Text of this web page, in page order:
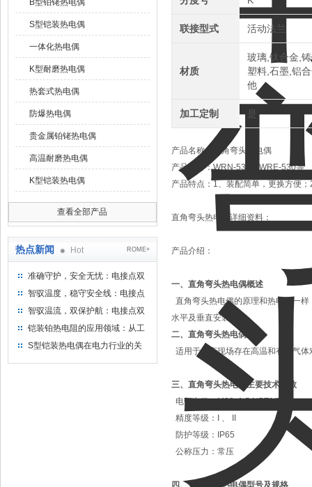
B型铂铑热电偶
S型铠装热电偶
一体化热电偶
K型耐磨热电偶
热套式热电偶
防爆热电偶
贵金属铂铑热电偶
高温耐磨热电偶
K型铠装热电偶
查看全部产品
热点新闻 Hot ROME+
准确守护，安全无忧：电接点双
金属温度计——测温新选择
智驭温度，稳守安全线：电接点
双金属温度计的创新守护
智驭温流，双保护航：电接点双
金属温度计在工业领域的革新应
铠装铂热电阻的应用领域：从工
业到科研，无所不在的温度测量
S型铠装热电偶在电力行业的关
联接型式 活动法兰
材质
玻璃,钛合金,
塑料,石墨,铝
他
加工定制 是
产品名称：
直角弯头热电偶
产品型号：WRN-530、WRE-530等
产品特点： 1、装配简单，更换方便
直角弯头热电偶详细资料：
产品介绍：
一、直角弯头热电偶概述
直角弯头热电偶的原理和热电偶一
水平及垂直安装场合。
二、 直角弯头热电偶
适用于生产现场存在高温和有害气
三、 直角弯头热电偶
主要技术参数
电气出口：M20x1.5,NPT1/2
精度等级：I 、 II
防护等级：IP65
公称压力：常压
四、直角弯头热电偶型号及规格